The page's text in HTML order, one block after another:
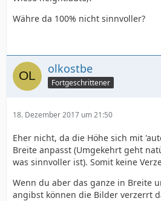
Währe da 100% nicht sinnvoller?
olkostbe
Fortgeschrittener
18. Dezember 2017 um 21:50
Eher nicht, da die Höhe sich mit
Breite anpasst (Umgekehrt geht
was sinnvoller ist). Somit keine
Wenn du aber das ganze in Breite
angibst können die Bilder verzerrt